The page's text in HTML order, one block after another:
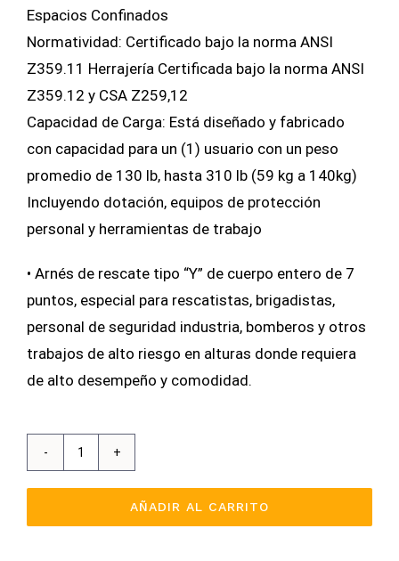
Espacios Confinados
Normatividad: Certificado bajo la norma ANSI
Z359.11 Herrajería Certificada bajo la norma ANSI
Z359.12 y CSA Z259,12
Capacidad de Carga: Está diseñado y fabricado
con capacidad para un (1) usuario con un peso
promedio de 130 lb, hasta 310 lb (59 kg a 140kg)
Incluyendo dotación, equipos de protección
personal y herramientas de trabajo
• Arnés de rescate tipo “Y” de cuerpo entero de 7
puntos, especial para rescatistas, brigadistas,
personal de seguridad industria, bomberos y otros
trabajos de alto riesgo en alturas donde requiera
de alto desempeño y comodidad.
De
AÑADIR AL CARRITO